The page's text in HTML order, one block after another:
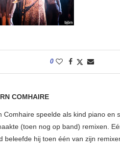
0
COMHAIRE
Comhaire speelde als kind piano en
(toen nog op band) remixen.
beleefde hij toen één van zijn